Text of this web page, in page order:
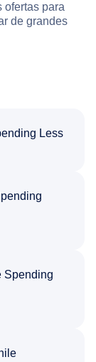
ofertas para
de grandes
Less
Spending